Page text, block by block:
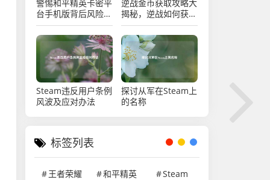
警惕和平精英卡密平
台手机版背后风险及
解析卡密含义
逆战金币获取攻略大
揭秘，逆战如何获取
金币
Steam违反用户条例
风波及应对办法
探讨从军在Steam上
的名称
标签列表
王者荣耀 和平精英
Steam